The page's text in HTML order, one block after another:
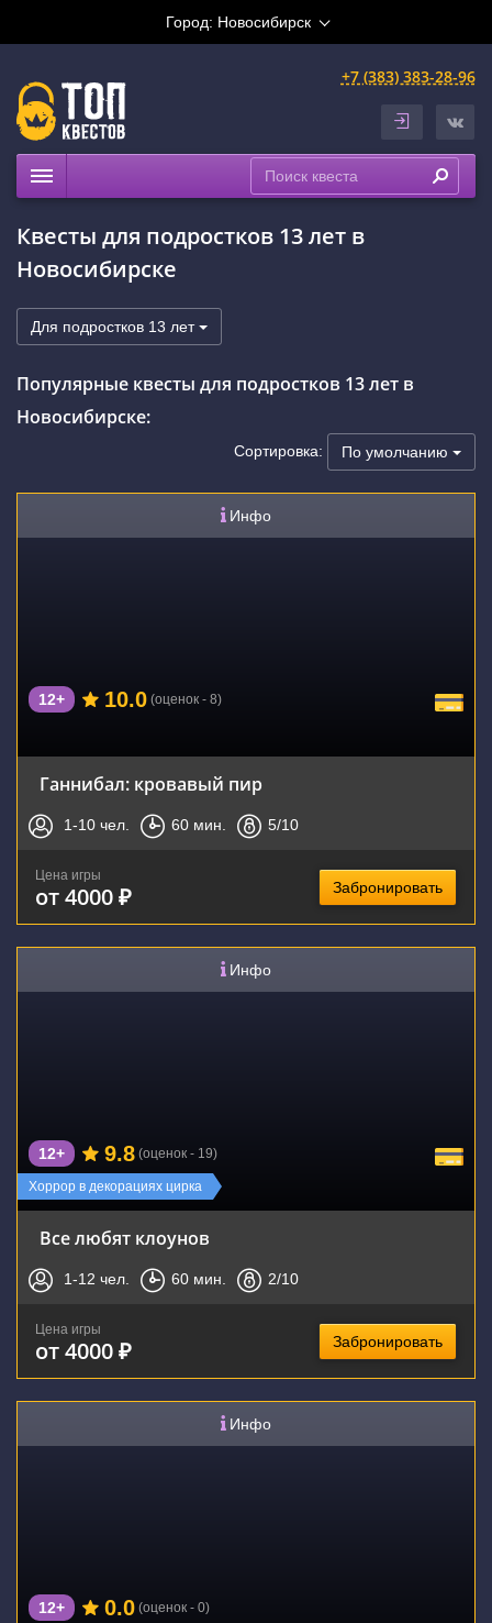
Город: Новосибирск
+7 (383) 383-28-96
Расписание
Рейтинги
На карте
Сертификаты
Квесты для подростков 13 лет в
Новосибирске
Для подростков 13 лет
Популярные квесты для подростков 13 лет в
Новосибирске:
Сортировка: По умолчанию
Инфо
12+ 10.0 (оценок - 8)
Ганнибал: кровавый пир
1-10 чел. 60 мин. 5/10
Цена игры
от 4000 ₽ Забронировать
Инфо
Хоррор в декорациях цирка
12+ 9.8 (оценок - 19)
Все любят клоунов
1-12 чел. 60 мин. 2/10
Цена игры
от 4000 ₽ Забронировать
Инфо
12+ 0.0 (оценок - 0)